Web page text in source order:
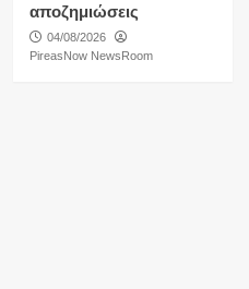
αποζημιώσεις
04/08/2026
PireasNow NewsRoom